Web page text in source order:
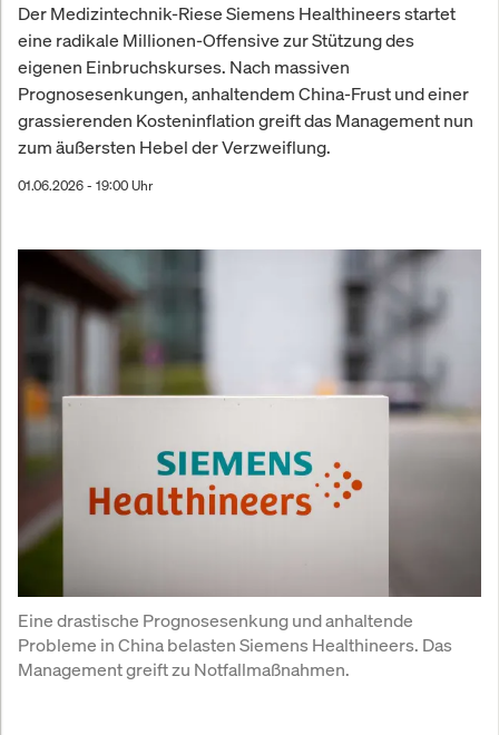
Der Medizintechnik-Riese Siemens Healthineers startet
eine radikale Millionen-Offensive zur Stützung des
eigenen Einbruchskurses. Nach massiven
Prognosesenkungen, anhaltendem China-Frust und einer
grassierenden Kosteninflation greift das Management nun
zum äußersten Hebel der Verzweiflung.
01.06.2026 - 19:00 Uhr
Eine drastische Prognosesenkung und anhaltende
Probleme in China belasten Siemens Healthineers. Das
Management greift zu Notfallmaßnahmen.